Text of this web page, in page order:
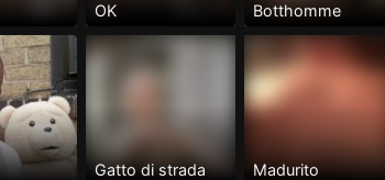
OK Botthomme
Gatto di strada Madurito